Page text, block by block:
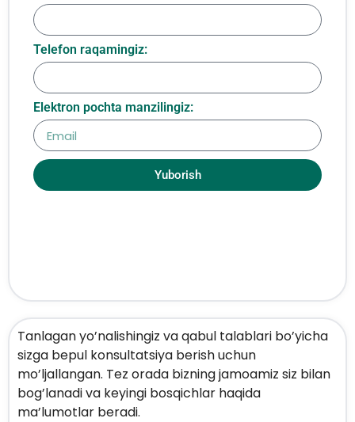
Tanlagan yo’nalishingiz va qabul talablari bo’yicha
sizga bepul konsultatsiya berish uchun
mo’ljallangan. Tez orada bizning jamoamiz siz bilan
bog’lanadi va keyingi bosqichlar haqida
ma’lumotlar beradi.
Telefon raqamingiz:
Elektron pochta manzilingiz:
Yuborish